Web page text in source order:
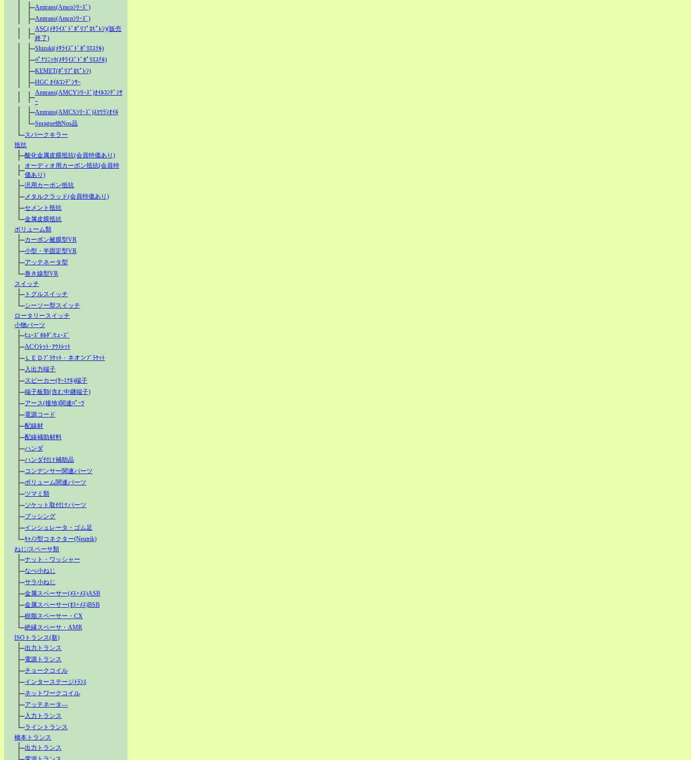
Amtrans(Amcoｼﾘｰｽﾞ)
Amtrans(Amcnｼﾘｰｽﾞ)
ASC(ﾒﾀﾗｲｽﾞﾄﾞﾎﾟﾘﾌﾟﾛﾋﾟﾚﾝ)(販売
終了)
Shizuki(ﾒﾀﾗｲｽﾞﾄﾞﾎﾟﾘｴｽﾃﾙ)
ﾊﾟﾅｿﾆｯｸ(ﾒﾀﾗｲｽﾞﾄﾞﾎﾟﾘｴｽﾃﾙ)
KEMET(ﾎﾟﾘﾌﾟﾛﾋﾟﾚﾝ)
HGC ｵｲﾙｺﾝﾃﾞﾝｻｰ
Amtrans(AMCYｼﾘｰｽﾞ)ｵｲﾙｺﾝﾃﾞﾝｻ
ｰ
Amtrans(AMCSｼﾘｰｽﾞ)ｽｸﾜﾗﾝｵｲﾙ
Sprague他Nos品
スパークキラー
抵抗
酸化金属皮膜抵抗(会員特価あり)
オーディオ用カーボン抵抗(会員特
価あり)
汎用カーボン抵抗
メタルクラッド(会員特価あり)
セメント抵抗
金属皮膜抵抗
ボリューム類
カーボン被膜型VR
小型・半固定型VR
アッテネータ型
巻き線型VR
スイッチ
トグルスイッチ
シーソー型スイッチ
ロータリースイッチ
小物パーツ
ﾋｭｰｽﾞﾎﾙﾀﾞ/ﾋｭｰｽﾞ
ACｲﾝﾚｯﾄ･ｱｳﾄﾚｯﾄ
ＬＥＤﾌﾞﾗｹｯﾄ・ネオンﾌﾞﾗｹｯﾄ
入出力端子
スピーカー(ﾀｰﾐﾅﾙ)端子
端子板類(含む中継端子)
アース(接地)関連ﾊﾟｰﾂ
電源コード
配線材
配線補助材料
ハンダ
ハンダ付け補助品
コンデンサー関連パーツ
ボリューム関連パーツ
ツマミ類
ソケット取付けパーツ
ブッシング
インシュレータ・ゴム足
ｷｬﾉﾝ型コネクター(Neutrik)
ねじ/スペーサ類
ナット・ワッシャー
なべ小ねじ
サラ小ねじ
金属スペーサー(ﾒｽ+ﾒｽ)ASB
金属スペーサー(ｵｽ+ﾒｽ)BSB
樹脂スペーサー・CX
絶縁スペーサ・AMR
ISOトランス(新)
出力トランス
電源トランス
チョークコイル
インターステージﾄﾗﾝｽ
ネットワークコイル
アッテネータ―
入力トランス
ライントランス
橋本トランス
出力トランス